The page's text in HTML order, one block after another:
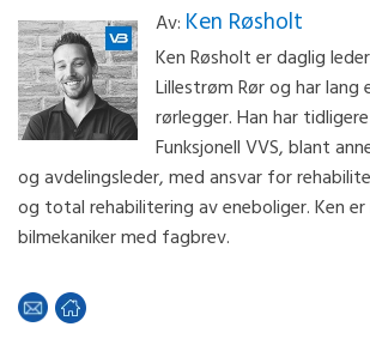
Av: Ken Røsholt
Ken Røsholt er daglig
Lillestrøm Rør og har lang
rørlegger. Han har
Funksjonell VVS, blant
og avdelingsleder, med ansvar for
og total rehabilitering av eneboliger. Ken
bilmekaniker med fagbrev.